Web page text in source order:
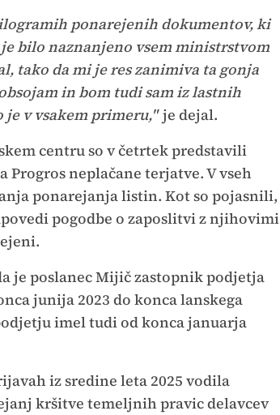
ponarejenih dokumentov, ki
bilo naznanjeno vsem ministrstvom
tako da mi je res zanimiva ta gonja
in bom tudi sam iz lastnih
v vsakem primeru,"je dejal.
centru so v četrtek predstavili
neplačane terjatve. V vseh
ponarejanja listin. Kot so pojasnili,
pogodbe o zaposlitvi z njihovimi
je poslanec Mijič zastopnik podjetja
junija 2023 do konca lanskega
imel tudi od konca januarja
iz sredine leta 2025 vodila
kršitve temeljnih pravic delavcev